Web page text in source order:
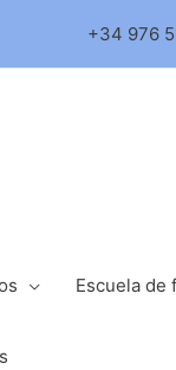
+34 976
Escuela de